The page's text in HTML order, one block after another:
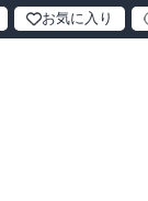
お気に入り